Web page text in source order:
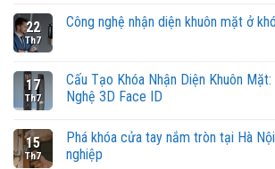
22
Th7
Công nghệ nhận diện khuôn mặt ở
17
Th7
Cấu Tạo Khóa Nhận Diện Khuôn
Nghệ 3D Face ID
15
Th7
Phá khóa cửa tay nắm tròn tại Hà
nghiệp